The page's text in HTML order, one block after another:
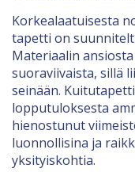
Korkealaatuisesta
tapetti on
Materiaalin
suoraviivaista, sillä
seinään.
lopputuloksesta
hienostunut
luonnollisina ja
yksityiskohtia.